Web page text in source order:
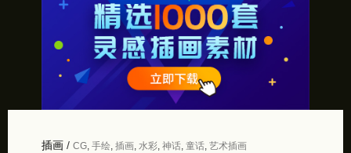
插画/ CG, 手绘, 插画, 水彩, 神话, 童话, 艺术插画